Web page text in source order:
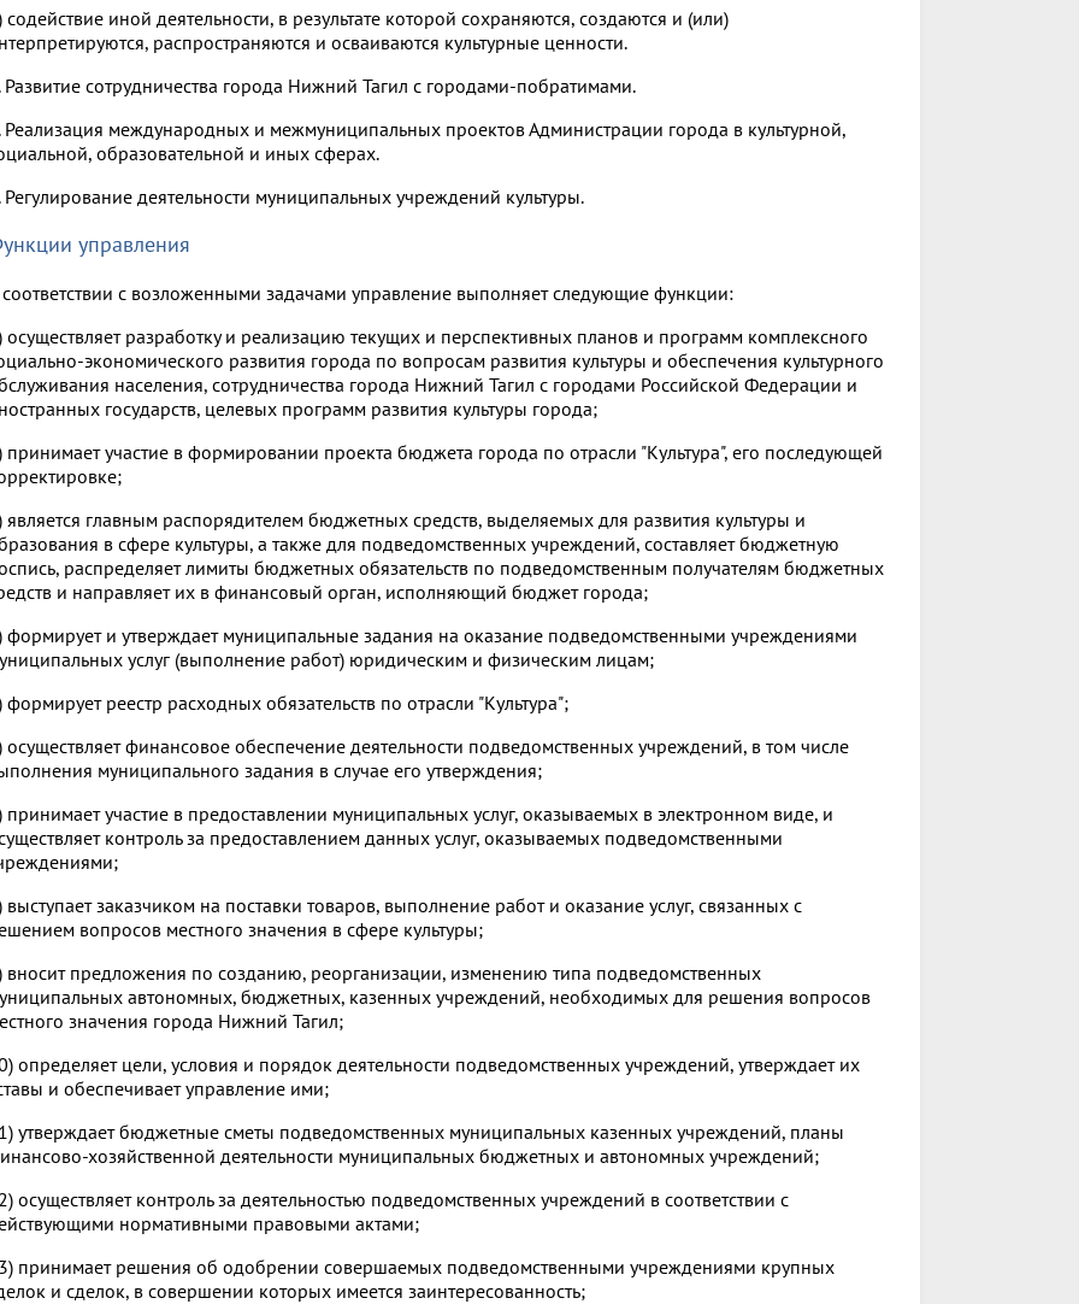
содействие иной деятельности, в результате которой сохраняются, создаются и (или)
распространяются и осваиваются культурные ценности.
Развитие сотрудничества города Нижний Тагил с городами-побратимами.
Реализация международных и межмуниципальных проектов Администрации города в культурной,
образовательной и иных сферах.
Регулирование деятельности муниципальных учреждений культуры.
управления
с возложенными задачами управление выполняет следующие функции:
осуществляет разработку и реализацию текущих и перспективных планов и программ комплексного
экономического развития города по вопросам развития культуры и обеспечения культурного
населения, сотрудничества города Нижний Тагил с городами Российской Федерации и
государств, целевых программ развития культуры города;
принимает участие в формировании проекта бюджета города по отрасли "Культура", его последующей
является главным распорядителем бюджетных средств, выделяемых для развития культуры и
в сфере культуры, а также для подведомственных учреждений, составляет бюджетную
распределяет лимиты бюджетных обязательств по подведомственным получателям бюджетных
и направляет их в финансовый орган, исполняющий бюджет города;
формирует и утверждает муниципальные задания на оказание подведомственными учреждениями
услуг (выполнение работ) юридическим и физическим лицам;
формирует реестр расходных обязательств по отрасли "Культура";
осуществляет финансовое обеспечение деятельности подведомственных учреждений, в том числе
муниципального задания в случае его утверждения;
принимает участие в предоставлении муниципальных услуг, оказываемых в электронном виде, и
контроль за предоставлением данных услуг, оказываемых подведомственными
выступает заказчиком на поставки товаров, выполнение работ и оказание услуг, связанных с
вопросов местного значения в сфере культуры;
вносит предложения по созданию, реорганизации, изменению типа подведомственных
автономных, бюджетных, казенных учреждений, необходимых для решения вопросов
значения города Нижний Тагил;
определяет цели, условия и порядок деятельности подведомственных учреждений, утверждает их
и обеспечивает управление ими;
утверждает бюджетные сметы подведомственных муниципальных казенных учреждений, планы
хозяйственной деятельности муниципальных бюджетных и автономных учреждений;
осуществляет контроль за деятельностью подведомственных учреждений в соответствии с
нормативными правовыми актами;
принимает решения об одобрении совершаемых подведомственными учреждениями крупных
и сделок, в совершении которых имеется заинтересованность;